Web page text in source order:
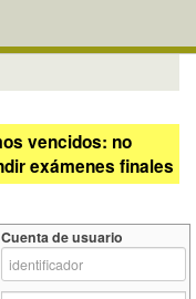
vencidos: no
exámenes finales
Cuenta de usuario